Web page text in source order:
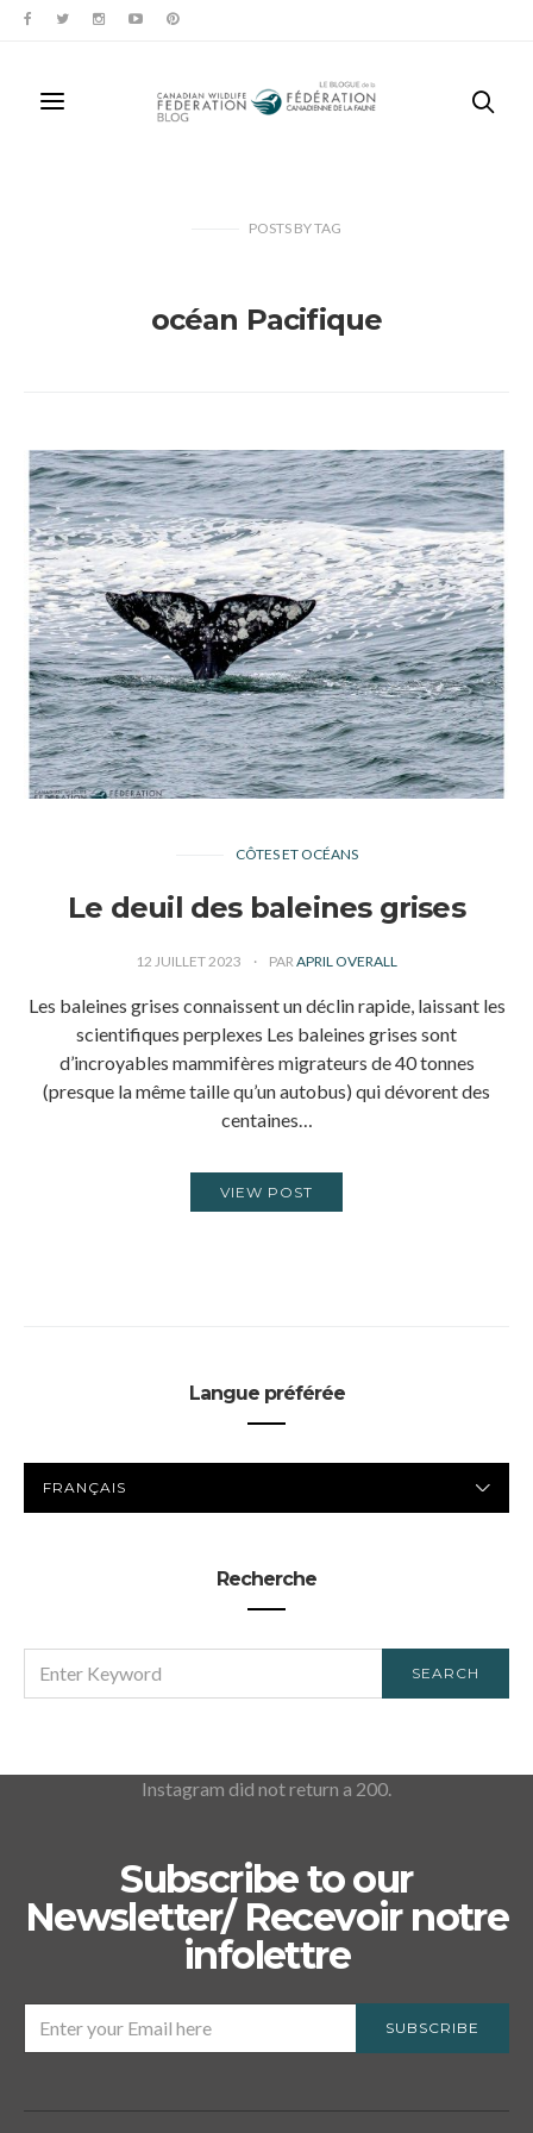
POSTS BYTAG
océan Pacifique
CÔTES ET OCÉANS
Le deuil des baleines grises
12 JUILLET 2023 PAR APRIL OVERALL
Les baleines grises connaissent un déclin rapide, laissant les
scientifiques perplexes Les baleines grises sont
d’incroyables mammifères migrateurs de 40 tonnes
(presque la même taille qu’un autobus) qui dévorent des
centaines…
VIEW POST
Langue préférée
PRÉFÉRÉE
Recherche
FOR:
SEARCH
Instagram did not return a 200.
Subscribe to our
Newsletter/ Recevoir notre
infolettre
SUBSCRIBE